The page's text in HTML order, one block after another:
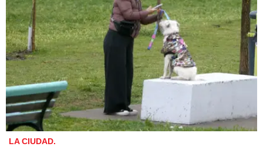
LA CIUDAD.